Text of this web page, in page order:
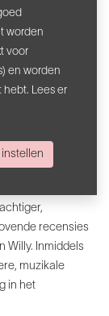
De Decker,
bij The Van
zijn gitaar richt
en
en de
Never Is And
recensies
Willy. Inmiddels
muzikale
in het
worden
voor
en worden
hebt. Lees er